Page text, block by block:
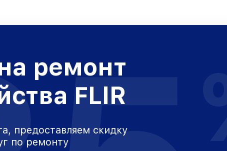
ремонт
FLIR
предоставляем скидку
по ремонту